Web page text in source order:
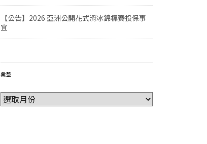
【公告】2026 亞洲公開花式滑冰錦標賽投保事
宜
彙整